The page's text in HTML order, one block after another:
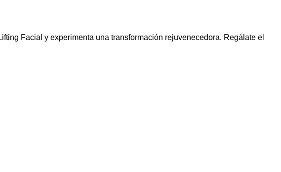
Facial y experimenta una transformación rejuvenecedora. Regálate el